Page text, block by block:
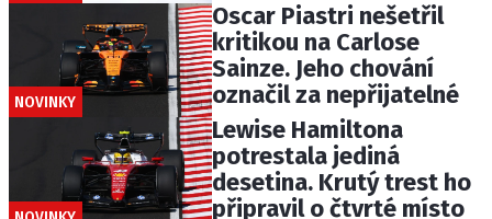
NOVINKY
Oscar Piastri nešetřil
kritikou na Carlose
Sainze. Jeho chování
označil za nepřijatelné
Lewise Hamiltona
potrestala jediná
desetina. Krutý trest ho
připravil o čtvrté místo